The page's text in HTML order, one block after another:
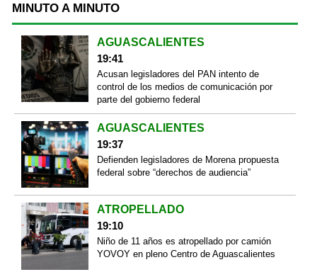
MINUTO A MINUTO
AGUASCALIENTES
19:41
Acusan legisladores del PAN intento de
control de los medios de comunicación por
parte del gobierno federal
AGUASCALIENTES
19:37
Defienden legisladores de Morena propuesta
federal sobre “derechos de audiencia”
ATROPELLADO
19:10
Niño de 11 años es atropellado por camión
YOVOY en pleno Centro de Aguascalientes